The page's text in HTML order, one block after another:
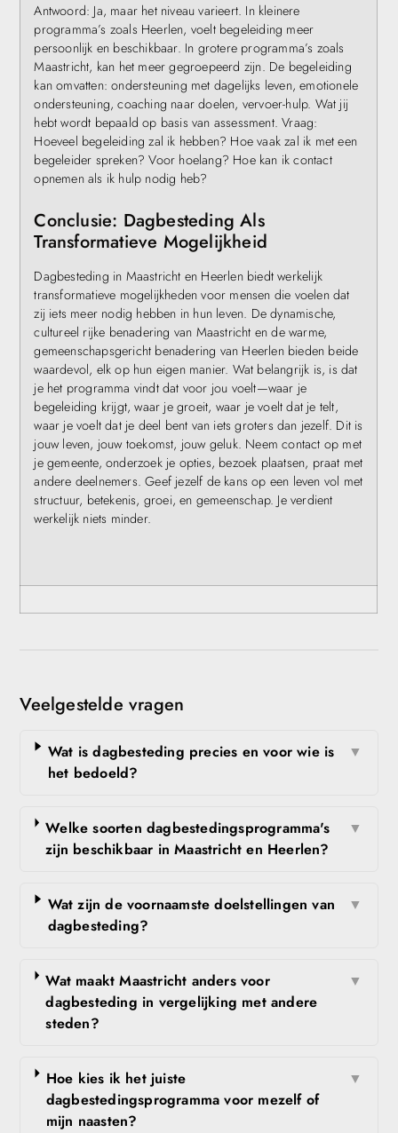
Antwoord: Ja, maar het niveau varieert. In kleinere
programma’s zoals Heerlen, voelt begeleiding meer
persoonlijk en beschikbaar. In grotere programma’s zoals
Maastricht, kan het meer gegroepeerd zijn. De begeleiding
kan omvatten: ondersteuning met dagelijks leven, emotionele
ondersteuning, coaching naar doelen, vervoer-hulp. Wat jij
hebt wordt bepaald op basis van assessment. Vraag:
Hoeveel begeleiding zal ik hebben? Hoe vaak zal ik met een
begeleider spreken? Voor hoelang? Hoe kan ik contact
opnemen als ik hulp nodig heb?
Conclusie: Dagbesteding Als
Transformatieve Mogelijkheid
Dagbesteding in Maastricht en Heerlen biedt werkelijk
transformatieve mogelijkheden voor mensen die voelen dat
zij iets meer nodig hebben in hun leven. De dynamische,
cultureel rijke benadering van Maastricht en de warme,
gemeenschapsgericht benadering van Heerlen bieden beide
waardevol, elk op hun eigen manier. Wat belangrijk is, is dat
je het programma vindt dat voor jou voelt—waar je
begeleiding krijgt, waar je groeit, waar je voelt dat je telt,
waar je voelt dat je deel bent van iets groters dan jezelf. Dit is
jouw leven, jouw toekomst, jouw geluk. Neem contact op met
je gemeente, onderzoek je opties, bezoek plaatsen, praat met
andere deelnemers. Geef jezelf de kans op een leven vol met
structuur, betekenis, groei, en gemeenschap. Je verdient
werkelijk niets minder.
Veelgestelde vragen
Wat is dagbesteding precies en voor wie is
het bedoeld?
▼
Welke soorten dagbestedingsprogramma's
zijn beschikbaar in Maastricht en Heerlen?
▼
Wat zijn de voornaamste doelstellingen van
dagbesteding?
▼
Wat maakt Maastricht anders voor
dagbesteding in vergelijking met andere
steden?
▼
Hoe kies ik het juiste
dagbestedingsprogramma voor mezelf of
mijn naasten?
▼